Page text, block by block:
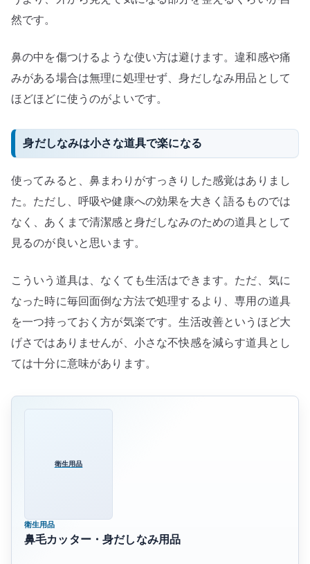
然です。
鼻の中を傷つけるような使い方は避けます。違和感や痛
みがある場合は無理に処理せず、身だしなみ用品として
ほどほどに使うのがよいです。
身だしなみは小さな道具で楽になる
使ってみると、鼻まわりがすっきりした感覚はありまし
た。ただし、呼吸や健康への効果を大きく語るものでは
なく、あくまで清潔感と身だしなみのための道具として
見るのが良いと思います。
こういう道具は、なくても生活はできます。ただ、気に
なった時に毎回面倒な方法で処理するより、専用の道具
を一つ持っておく方が気楽です。生活改善というほど大
げさではありませんが、小さな不快感を減らす道具とし
ては十分に意味があります。
衛生用品
衛生用品
鼻毛カッター・身だしなみ用品